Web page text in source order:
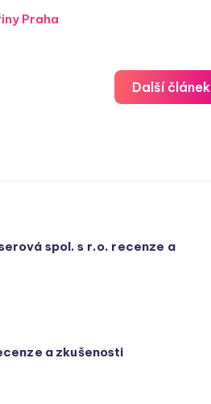
Praha
Další článek
spol. s r.o. recenze a
a zkušenosti